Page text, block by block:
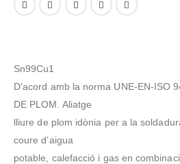
Sn99Cu1
D’acord amb la norma UNE-EN-ISO
DE PLOM. Aliatge
lliure de plom idònia per a la
coure d’aigua
potable, calefacció i gas en